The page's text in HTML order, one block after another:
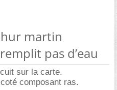
martin
pas d’eau
sur la carte.
composant ras.